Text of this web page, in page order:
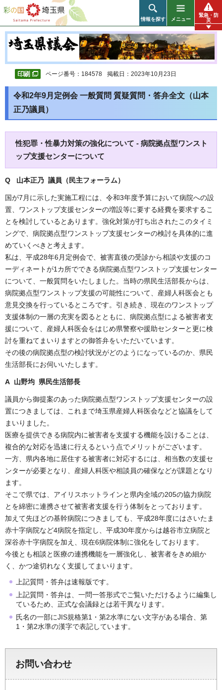
彩の国 埼玉県
情報を探す メニュー
緊急・防
災
ページ番号：184578 掲載日：2023年10月23日
令和2年9月定例会 一般質問 質疑質問・答弁全文（山本
正乃議員）
性犯罪・性暴力対策の強化について - 病院拠点型ワンスト
ップ支援センターについて
Q 山本正乃 議員（民主フォーラム）
国が7月に示した実施工程には、令和3年度予算において病院への設
置、ワンストップ支援センターの増設等に要する経費を要求するこ
とを検討しているとあります。強化対策が打ち出されたこのタイミ
ングで、病院拠点型ワンストップ支援センターの検討を具体的に進
めていくべきと考えます。
私は、平成28年6月定例会で、被害直後の受診から相談や支援のコ
ーディネートが1カ所でできる病院拠点型ワンストップ支援センター
について、一般質問をいたしました。当時の県民生活部長からは、
病院拠点型ワンストップ支援の可能性について、産婦人科医会とも
意見交換を行っているところです。引き続き、現在のワンストップ
支援体制の一層の充実を図るとともに、病院拠点型による被害者支
援について、産婦人科医会をはじめ県警察や援助センターと更に検
討を重ねてまいりますとの御答弁をいただいています。
その後の病院拠点型の検討状況がどのようになっているのか、県民
生活部長にお伺いいたします。
A 山野均 県民生活部長
議員から御提案のあった病院拠点型ワンストップ支援センターの設
置につきましては、これまで埼玉県産婦人科医会などと協議をして
まいりました。
医療を提供できる病院内に被害者を支援する機能を設けることは、
複合的な対応を迅速に行えるという点でメリットがございます。
一方、県内各地に居住する被害者に対応するには、相当数の支援セ
ンターが必要となり、産婦人科医や相談員の確保などが課題となり
ます。
そこで県では、アイリスホットラインと県内全域の205の協力病院
とを綿密に連携させて被害者支援を行う体制をとっております。
加えて先ほどの基幹病院につきましても、平成28年度にはさいたま
赤十字病院など4病院を指定し、平成30年度からは越谷市立病院と
深谷赤十字病院を加え、現在6病院体制に強化をしております。
今後とも相談と医療の連携機能を一層強化し、被害者をきめ細か
く、かつ途切れなく支援してまいります。
上記質問・答弁は速報版です。
上記質問・答弁は、一問一答形式でご覧いただけるように編集し
ているため、正式な会議録とは若干異なります。
氏名の一部にJIS規格第1・第2水準にない文字がある場合、第
1・第2水準の漢字で表記しています。
お問い合わせ